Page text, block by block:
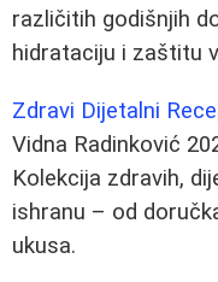
različitih godišnjih
hidrataciju i zaštitu
Zdravi Dijetalni
Vidna Radinković
Kolekcija zdravih,
ishranu – od
ukusa.